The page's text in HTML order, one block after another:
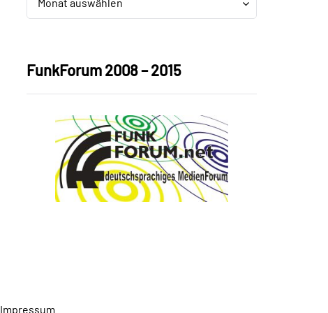
Monat auswählen
FunkForum 2008 – 2015
Impressum